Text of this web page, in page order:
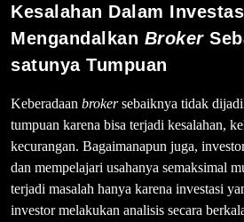
Kesalahan Dalam
Mengandalkan Broker
satunya Tumpuan
Keberadaan brokersebaiknya tidak
tumpuan karena bisa terjadi kesalahan,
kecurangan. Bagaimanapun juga,
dan mempelajari usahanya semaksimal
terjadi masalah hanya karena investasi
investor melakukan analisis secara